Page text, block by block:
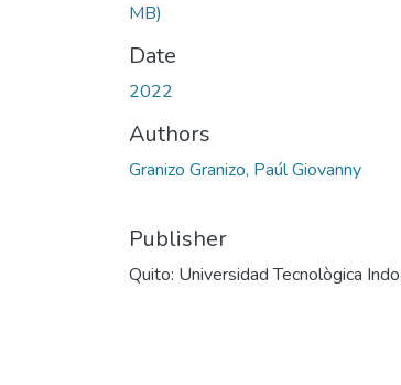
MB)
Date
2022
Authors
Granizo Granizo, Paúl Giovanny
Publisher
Quito: Universidad Tecnològica